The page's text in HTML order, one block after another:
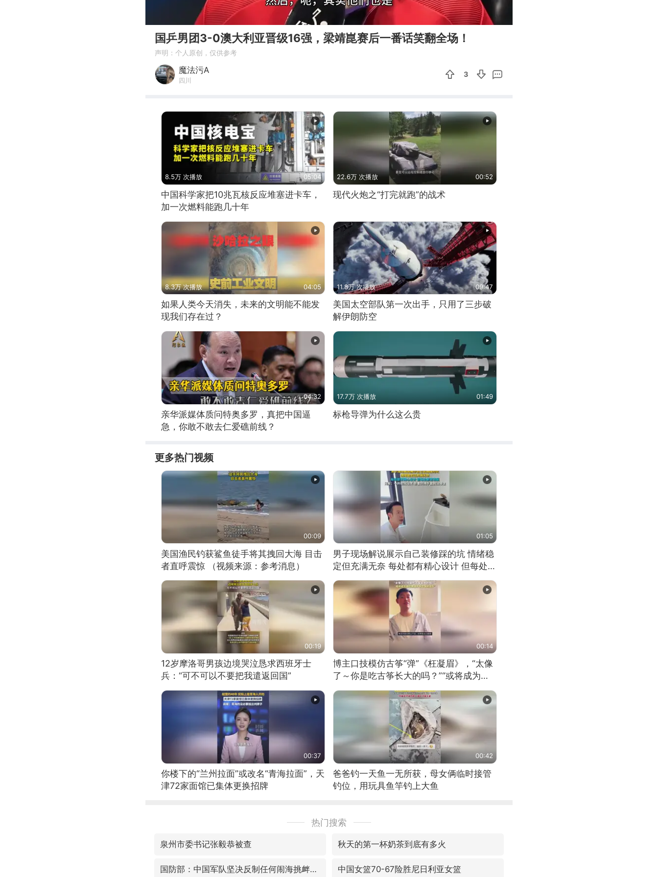
00:49
国乒男团3-0澳大利亚晋级16强，梁靖崑赛后一番话笑翻全场！
声明：个人原创，仅供参考
魔法污A
四川
3
8.5万 次播放 05:04
中国科学家把10兆瓦核反应堆塞进卡车，
加一次燃料能跑几十年
22.6万 次播放 00:52
现代火炮之“打完就跑”的战术
8.3万 次播放 04:05
如果人类今天消失，未来的文明能不能发
现我们存在过？
11.8万 次播放 09:47
美国太空部队第一次出手，只用了三步破
解伊朗防空
04:32
亲华派媒体质问特奥多罗，真把中国逼
急，你敢不敢去仁爱礁前线？
17.7万 次播放 01:49
标枪导弹为什么这么贵
更多热门视频
00:09
美国渔民钓获鲨鱼徒手将其拽回大海 目击
者直呼震惊 （视频来源：参考消息）
01:05
男子现场解说展示自己装修踩的坑 情绪稳
定但充满无奈 每处都有精心设计 但每处都
有瑕疵 网友：一开始我没笑 但看到洗手盆
我没绷住
00:19
12岁摩洛哥男孩边境哭泣恳求西班牙士
兵：“可不可以不要把我遣返回国”
00:14
博主口技模仿古筝“弹”《枉凝眉》，“太像
了～你是吃古筝长大的吗？”“或将成为首
位考级不带古筝的选手。”（来源：新华每
日电讯）
00:37
你楼下的“兰州拉面”或改名“青海拉面”，天
津72家面馆已集体更换招牌
00:42
爸爸钓一天鱼一无所获，母女俩临时接管
钓位，用玩具鱼竿钓上大鱼
热门搜索
泉州市委书记张毅恭被查 秋天的第一杯奶茶到底有多火
国防部：中国军队坚决反制任何闹海挑衅图谋 中国女篮70-67险胜尼日利亚女篮